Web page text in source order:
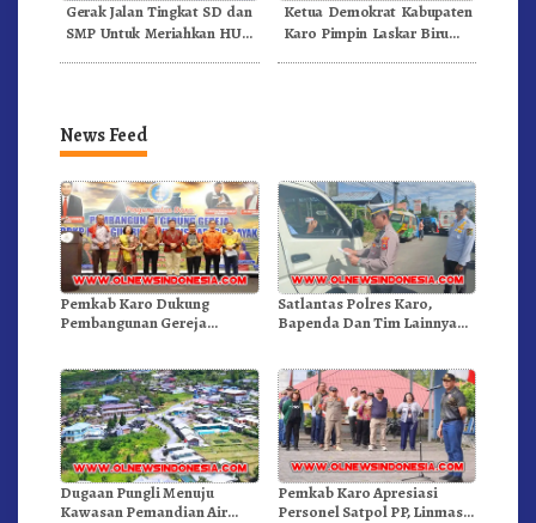
Gerak Jalan Tingkat SD dan
SMP Untuk Meriahkan HUT
Ketua Demokrat Kabupaten
Karo Pimpin Laskar Biru
News Feed
Pemkab Karo Dukung
Pembangunan Gereja
Satlantas Polres Karo,
Bapenda Dan Tim Lainnya
Dugaan Pungli Menuju
Kawasan Pemandian Air
Pemkab Karo Apresiasi
Personel Satpol PP, Linmas,